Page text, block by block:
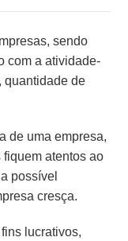
sendo
com a atividade-
quantidade de
de uma empresa,
atentos ao
possível
cresça.
lucrativos,